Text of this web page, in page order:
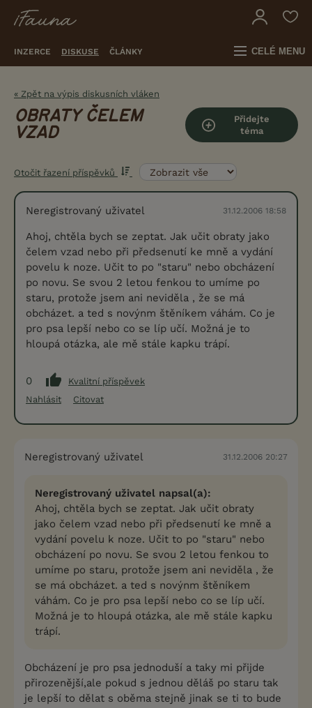
INZERCE DISKUSE ČLÁNKY CELÉ MENU
« Zpět na výpis diskusních vláken
OBRATY ČELEM
VZAD
Přidejte
téma
Otočit řazení příspěvků
Neregistrovaný uživatel 31.12.2006 18:58
Ahoj, chtěla bych se zeptat. Jak učit obraty jako
čelem vzad nebo při předsenutí ke mně a vydání
povelu k noze. Učit to po "staru" nebo obcházení
po novu. Se svou 2 letou fenkou to umíme po
staru, protože jsem ani neviděla , že se má
obcházet. a ted s novýnm štěníkem váhám. Co je
pro psa lepší nebo co se líp učí. Možná je to
hloupá otázka, ale mě stále kapku trápí.
0
Kvalitní příspěvek
Nahlásit
Citovat
Neregistrovaný uživatel 31.12.2006 20:27
Neregistrovaný uživatel napsal(a):
Ahoj, chtěla bych se zeptat. Jak učit obraty
jako čelem vzad nebo při předsenutí ke mně a
vydání povelu k noze. Učit to po "staru" nebo
obcházení po novu. Se svou 2 letou fenkou to
umíme po staru, protože jsem ani neviděla , že
se má obcházet. a ted s novýnm štěníkem
váhám. Co je pro psa lepší nebo co se líp učí.
Možná je to hloupá otázka, ale mě stále kapku
trápí.
Obcházení je pro psa jednoduší a taky mi přijde
přirozenější,ale pokud s jednou děláš po staru tak
je lepší to dělat s oběma stejně jinak se ti to bude